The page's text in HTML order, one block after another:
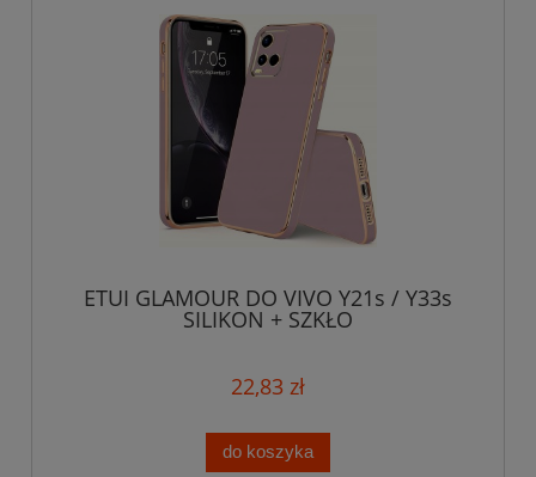
ETUI GLAMOUR DO VIVO Y21s / Y33s
SILIKON + SZKŁO
22,83 zł
do koszyka